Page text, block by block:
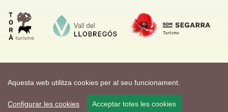
Aquesta web utilitza cookies per al seu funcionament.
Configurar les cookies Acceptar totes les cookies